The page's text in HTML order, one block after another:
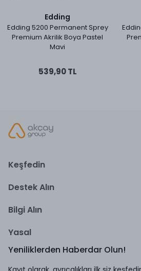
Edding
Edding 5200 Permanent Sprey
Premium Akrilik Boya Pastel
Mavi
539,90 TL
Keşfedin
Destek Alın
Bilgi Alın
Yasal
Yeniliklerden Haberdar Olun!